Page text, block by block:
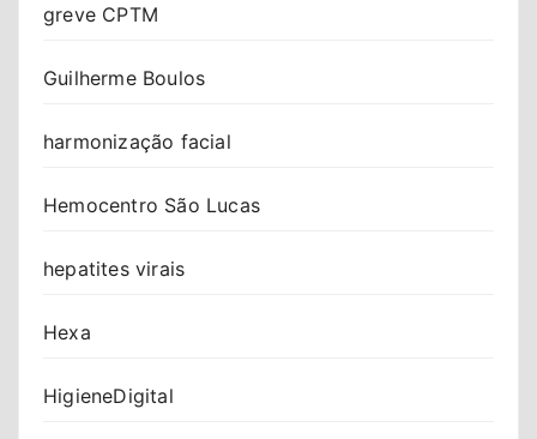
greve CPTM
Guilherme Boulos
harmonização facial
Hemocentro São Lucas
hepatites virais
Hexa
HigieneDigital